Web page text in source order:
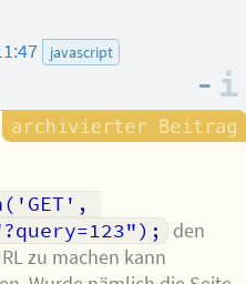
javascript
–
den
zu machen kann